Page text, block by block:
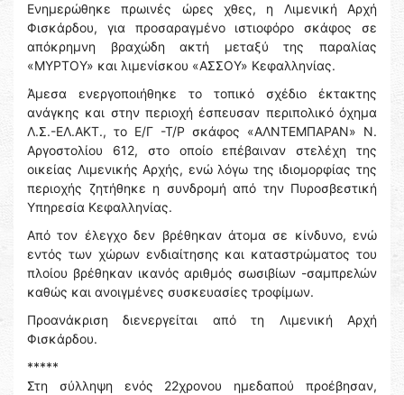
Ενημερώθηκε πρωινές ώρες χθες, η Λιμενική Αρχή
Φισκάρδου, για προσαραγμένο ιστιοφόρο σκάφος σε
απόκρημνη βραχώδη ακτή μεταξύ της παραλίας
«ΜΥΡΤΟΥ» και λιμενίσκου «ΑΣΣΟΥ» Κεφαλληνίας.
Άμεσα ενεργοποιήθηκε το τοπικό σχέδιο έκτακτης
ανάγκης και στην περιοχή έσπευσαν περιπολικό όχημα
Λ.Σ.-ΕΛ.ΑΚΤ., το Ε/Γ -Τ/Ρ σκάφος «ΑΛΝΤΕΜΠΑΡΑΝ» Ν.
Αργοστολίου 612, στο οποίο επέβαιναν στελέχη της
οικείας Λιμενικής Αρχής, ενώ λόγω της ιδιομορφίας της
περιοχής ζητήθηκε η συνδρομή από την Πυροσβεστική
Υπηρεσία Κεφαλληνίας.
Από τον έλεγχο δεν βρέθηκαν άτομα σε κίνδυνο, ενώ
εντός των χώρων ενδιαίτησης και καταστρώματος του
πλοίου βρέθηκαν ικανός αριθμός σωσιβίων -σαμπρελών
καθώς και ανοιγμένες συσκευασίες τροφίμων.
Προανάκριση διενεργείται από τη Λιμενική Αρχή
Φισκάρδου.
*****
Στη σύλληψη ενός 22χρονου ημεδαπού προέβησαν,